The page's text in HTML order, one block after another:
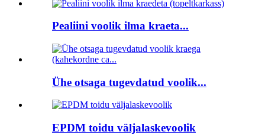
Pealiini voolik ilma kraeta...
Ühe otsaga tugevdatud voolik...
EPDM toidu väljalaskevoolik